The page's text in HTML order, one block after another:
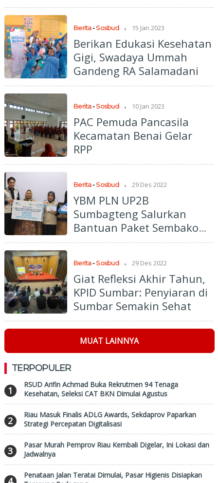
Berita-Sosbud . 15 Jan 2023
Berikan Edukasi Kesehatan
Gigi, Swadaya Ummah
Gandeng RA Salamadani
Berita-Sosbud . 10 Jan 2023
PAC Pemuda Pancasila
Kecamatan Benai Gelar
RPP
Berita-Sosbud . 29 Des 2022
YBM PLN UP2B
Sumbagteng Salurkan
Bantuan Paket Sembako
dan Santunan Yatim dalam
Nasional ke-77
Berita-Sosbud . 29 Des 2022
Giat Refleksi Akhir Tahun,
KPID Sumbar: Penyiaran di
Sumbar Semakin Sehat
MUAT LAINNYA
TERPOPULER
1
RSUD Arifin Achmad Buka Rekrutmen 94 Tenaga
Kesehatan, Seleksi CAT BKN Dimulai Agustus
2
Riau Masuk Finalis ADLG Awards, Sekdaprov Paparkan
Strategi Percepatan Digitalisasi
3
Pasar Murah Pemprov Riau Kembali Digelar, Ini Lokasi dan
Jadwalnya
Penataan Jalan Teratai Dimulai, Pasar Higienis Disiapkan